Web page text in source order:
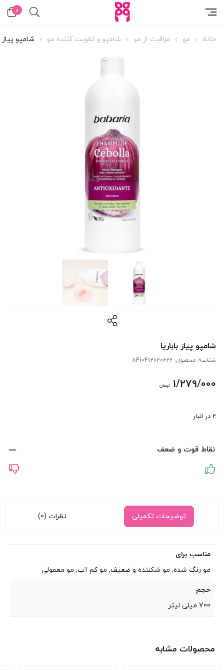
0
خانه مو مراقبت از مو شامپو و تقویت کننده مو شامپو پیاز
شامپو پیاز باباریا
شناسه محصول: 8410412020626
1/279/000 تومان
2 در انبار
نقاط قوت و ضعف
توضیحات تکمیلی نظرات (0)
مناسب برای
مو رنگ شده, مو شکننده و ضعیف, مو کم آب, مو معمولی
حجم
700 میلی لیتر
محصولات مشابه